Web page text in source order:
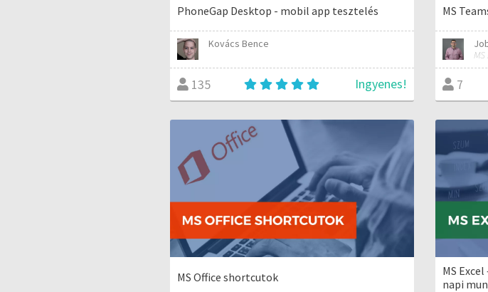
PhoneGap Desktop - mobil app tesztelés
Kovács Bence
135 Ingyenes!
MS
7
MS Office shortcutok
MS
napi